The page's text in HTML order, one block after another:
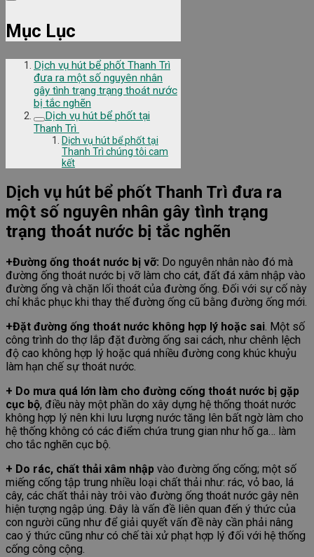
Mục Lục
Dịch vụ hút bể phốt Thanh Trì
đưa ra một số nguyên nhân
gây tình trạng trạng thoát nước
bị tắc nghẽn
Dịch vụ hút bể phốt tại
Thanh Trì
Dịch vụ hút bể phốt tại
Thanh Trì chúng tôi cam
kết
Dịch vụ hút bể phốt Thanh Trì đưa ra
một số nguyên nhân gây tình trạng
trạng thoát nước bị tắc nghẽn
+Đường ống thoát nước bị vỡ: Do nguyên nhân nào đó mà
đường ống thoát nước bị vỡ làm cho cát, đất đá xâm nhập vào
đường ống và chặn lối thoát của đường ống. Đối với sự cố này
chỉ khắc phục khi thay thế đường ống cũ bằng đường ống mới.
+Đặt đường ống thoát nước không hợp lý hoặc sai. Một số
công trình do thợ lắp đặt đường ống sai cách, như chênh lệch
độ cao không hợp lý hoặc quá nhiều đường cong khúc khuỷu
làm hạn chế sự thoát nước.
+ Do mưa quá lớn làm cho đường cống thoát nước bị gặp
cục bộ, điều này một phần do xây dựng hệ thống thoát nước
không hợp lý nên khi lưu lượng nước tăng lên bất ngờ làm cho
hệ thống không có các điểm chứa trung gian như hố ga… làm
cho tắc nghẽn cục bộ.
+ Do rác, chất thải xâm nhập vào đường ống cống; một số
miếng cống tập trung nhiều loại chất thải như: rác, vỏ bao, lá
cây, các chất thải này trôi vào đường ống thoát nước gây nên
hiện tượng ngập úng. Đây là vấn đề liên quan đến ý thức của
con người cũng như để giải quyết vấn đề này cần phải nâng
cao ý thức cũng như có chế tài xử phạt hợp lý đối với hệ thống
cống công cộng.